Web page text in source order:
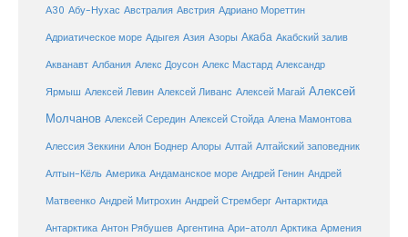
А30 Абу-Нухас Австралия Австрия Адриано Мореттин
Адриатическое море Адыгея Азия Азоры Акаба Акабский залив
Акванавт Албания Алекс Доусон Алекс Мастард Александр
Ярмыш Алексей Левин Алексей Ливанс Алексей Магай Алексей
Молчанов Алексей Середин Алексей Стойда Алена Мамонтова
Алессия Зеккини Алон Боднер Алоры Алтай Алтайский заповедник
Алтын-Кёль Америка Андаманское море Андрей Генин Андрей
Матвеенко Андрей Митрохин Андрей Стремберг Антарктида
Антарктика Антон Рябушев Аргентина Ари-атолл Арктика Армения